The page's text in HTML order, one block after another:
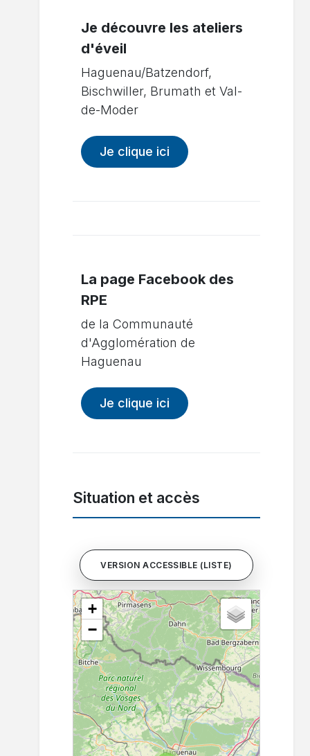
Je découvre les ateliers
d'éveil
Haguenau/Batzendorf,
Bischwiller, Brumath et Val-
de-Moder
Je clique ici
La page Facebook des
RPE
de la Communauté
d'Agglomération de
Haguenau
Je clique ici
Situation et accès
VERSION ACCESSIBLE (LISTE)
+
−